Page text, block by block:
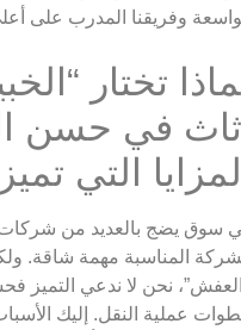
وفريقنا المدرب على
تختار
في حسن
التي
سوق يضج بالعديد من شركات
المناسبة مهمة شاقة.
نحن لا ندعي
عملية النقل. إليك الأسباب